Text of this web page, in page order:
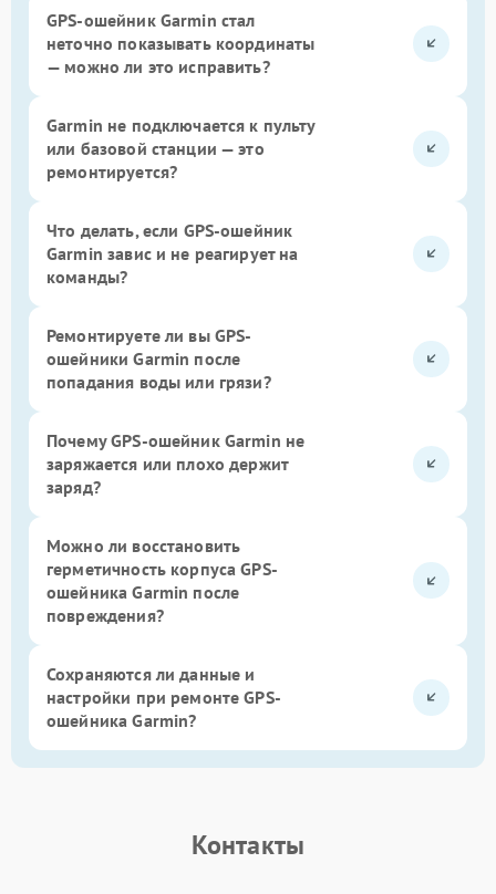
GPS-ошейник Garmin стал
неточно показывать координаты
— можно ли это исправить?
Garmin не подключается к пульту
или базовой станции — это
ремонтируется?
Что делать, если GPS-ошейник
Garmin завис и не реагирует на
команды?
Ремонтируете ли вы GPS-
ошейники Garmin после
попадания воды или грязи?
Почему GPS-ошейник Garmin не
заряжается или плохо держит
заряд?
Можно ли восстановить
герметичность корпуса GPS-
ошейника Garmin после
повреждения?
Сохраняются ли данные и
настройки при ремонте GPS-
ошейника Garmin?
Контакты